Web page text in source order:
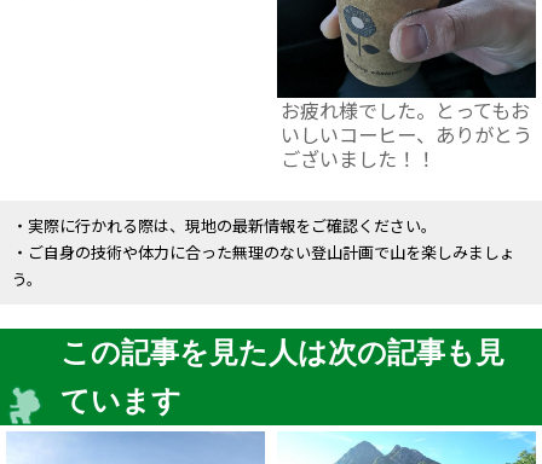
お疲れ様でした。とってもお
いしいコーヒー、ありがとう
ございました！！
・実際に行かれる際は、現地の最新情報をご確認ください。
・ご自身の技術や体力に合った無理のない登山計画で山を楽しみましょ
う。
この記事を見た人は次の記事も見
ています